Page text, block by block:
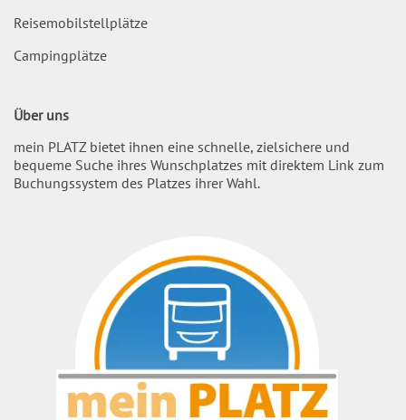
Reisemobilstellplätze
Campingplätze
Über uns
mein PLATZ bietet ihnen eine schnelle, zielsichere und
bequeme Suche ihres Wunschplatzes mit direktem Link zum
Buchungssystem des Platzes ihrer Wahl.